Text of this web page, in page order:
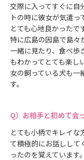
交際に入ってすぐに自
トの時に彼女が気遣
とても心地良かったで
特に広島の因島で島々
一緒に見たり、食べ歩
もわかってとても楽し
女の飼っている犬も一
す。
お相手と初めて会
とても小柄でキレイな
て積極的にお話しして
ったのを覚えています。